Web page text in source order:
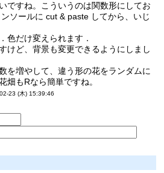
ですね。こういうのは関数形にしてお
ソールに cut & paste してから、いじ
色だけ変えられます．
けど、背景も変更できるようにしまし
を増やして、違う形の花をランダムに
畑もRなら簡単ですね。
23 (木) 15:39:46